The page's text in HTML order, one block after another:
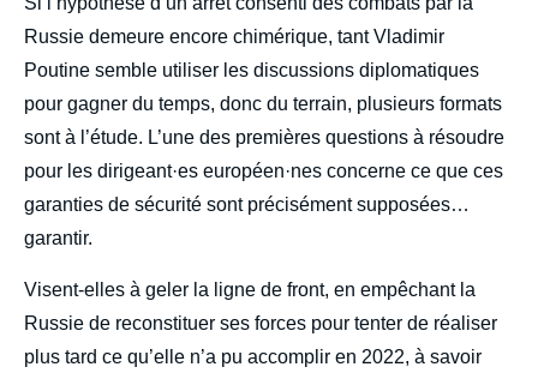
Russie demeure encore chimérique, tant Vladimir
Poutine semble utiliser les discussions diplomatiques
pour gagner du temps, donc du terrain, plusieurs formats
sont à l’étude. L’une des premières questions à résoudre
pour les dirigeant·es européen·nes concerne ce que ces
garanties de sécurité sont précisément supposées…
garantir.
Visent-elles à geler la ligne de front, en empêchant la
Russie de reconstituer ses forces pour tenter de réaliser
plus tard ce qu’elle n’a pu accomplir en 2022, à savoir